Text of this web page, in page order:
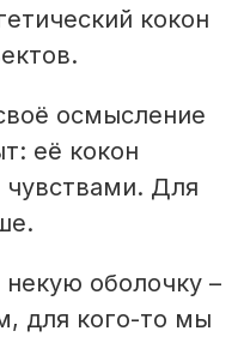
кокон
осмысление
её кокон
Для
оболочку –
для кого-то мы